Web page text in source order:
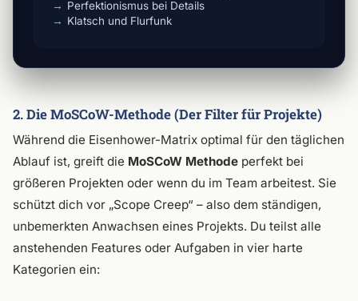
Perfektionismus bei Details
Klatsch und Flurfunk
2. Die MoSCoW-Methode (Der Filter für Projekte)
Während die Eisenhower-Matrix optimal für den täglichen
Ablauf ist, greift die MoSCoW Methode perfekt bei
größeren Projekten oder wenn du im Team arbeitest. Sie
schützt dich vor „Scope Creep“ – also dem ständigen,
unbemerkten Anwachsen eines Projekts. Du teilst alle
anstehenden Features oder Aufgaben in vier harte
Kategorien ein: